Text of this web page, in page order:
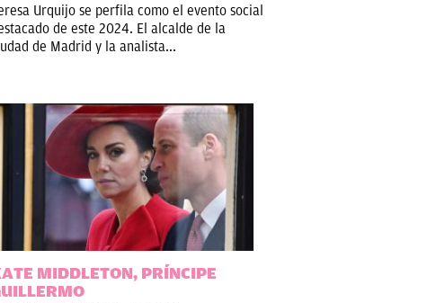
Urquijo se perfila como el evento social
de este 2024. El alcalde de la
de Madrid y la analista...
MIDDLETON, PRÍNCIPE